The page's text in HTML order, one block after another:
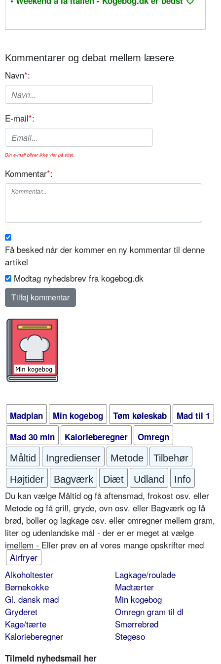
Kommentarer og debat mellem læsere
Navn*:
E-mail*:
Din e-mail bliver ikke vist på sitet.
Kommentar*:
Få besked når der kommer en ny kommentar til denne
artikel
Modtag nyhedsbrev fra kogebog.dk
Madplan Min kogebog Tøm køleskab
Mad til 1
Mad 30 min
Kalorieberegner Omregn
Måltid Ingredienser Metode
Tilbehør
Højtider
Bagværk Diæt Udland Info
Du kan vælge Måltid og få aftensmad, frokost osv. eller
Metode og få grill, gryde, ovn osv. eller Bagværk og få
brød, boller og lagkage osv. eller omregner mellem gram,
liter og udenlandske mål - der er er meget at vælge
imellem - Eller prøv en af vores mange opskrifter med
Airfryer
Alkoholtester
Børnekokke
Gl. dansk mad
Gryderet
Kage/tærte
Kalorieberegner
Lagkage/roulade
Madtærter
Min kogebog
Omregn gram til dl
Smørrebrød
Stegeso
Tilmeld nyhedsmail her